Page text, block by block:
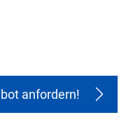
anfordern!